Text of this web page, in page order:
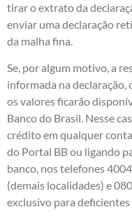
tirar o extrato da
enviar uma declaração
da malha fina.
Se, por algum motivo, a
informada na declaração,
os valores ficarão
Banco do Brasil. Nesse
crédito em qualquer
do Portal BBou ligando
banco, nos telefones
(demais localidades) e
exclusivo para